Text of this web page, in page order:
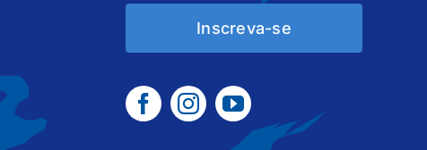
Inscreva-se